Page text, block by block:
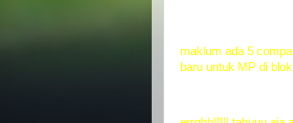
maklum ada 5
baru untuk MP di